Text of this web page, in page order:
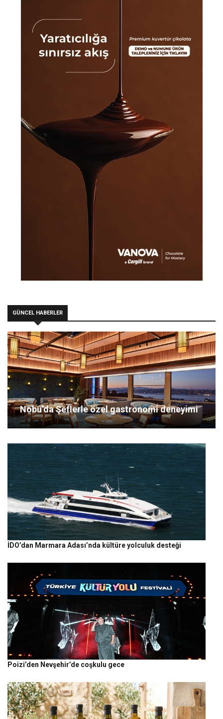
GÜNCEL HABERLER
Nobu’da Şeflerle özel gastronomi deneyimi
İDO’dan Marmara Adası’nda kültüre yolculuk desteği
Poizi’den Nevşehir’de coşkulu gece